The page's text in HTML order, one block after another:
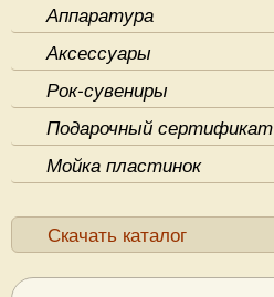
Аппаратура
Аксессуары
Рок-сувениры
Подарочный сертификат
Мойка пластинок
Скачать каталог